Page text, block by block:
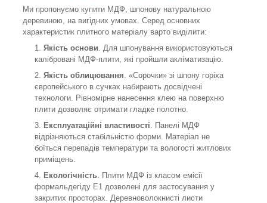
Ми пропонуємо купити МДФ, шпонову натуральною
деревиною, на вигідних умовах. Серед основних
характеристик плитного матеріалу варто виділити:
Якість основи . Для шпонування використовуються
калібровані МДФ-плити, які пройшли акліматизацію.
Якість облицювання . «Сорочки» зі шпону горіха
європейського в сучках набирають досвідчені
технологи. Рівномірне нанесення клею на поверхню
плити дозволяє отримати гладке полотно.
Експлуатаційні властивості . Панелі МДФ
відрізняються стабільністю форми. Матеріал не
боїться перепадів температури та вологості житлових
приміщень.
Екологічність . Плити МДФ із класом емісії
формальдегіду Е1 дозволені для застосування у
закритих просторах. Деревноволокнисті листи